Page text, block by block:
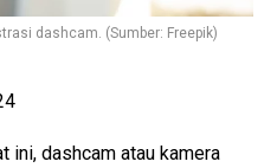
dashcam. (Sumber: Freepik)
ini, dashcam atau kamera